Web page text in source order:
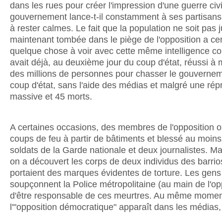
dans les rues pour créer l'impression d'une guerre
gouvernement lance-t-il constamment à ses
à rester calmes. Le fait que la population ne soit pas
maintenant tombée dans le piège de l'opposition a
quelque chose à voir avec cette même intelligence
avait déjà, au deuxième jour du coup d'état, réussi à
des millions de personnes pour chasser le
coup d'état, sans l'aide des médias et malgré une
massive et 45 morts.
A certaines occasions, des membres de l'opposition
coups de feu à partir de bâtiments et blessé au
soldats de la Garde nationale et deux journalistes.
on a découvert les corps de deux individus des
portaient des marques évidentes de torture. Les
soupçonnent la Police métropolitaine (au main de
d'être responsable de ces meurtres. Au même
l'"opposition démocratique" apparaît dans les